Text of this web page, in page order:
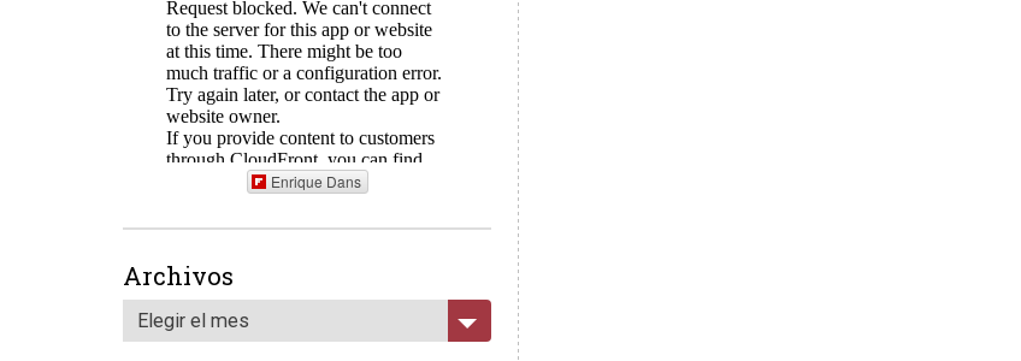
Enrique Dans
Archivos
Elegir el mes